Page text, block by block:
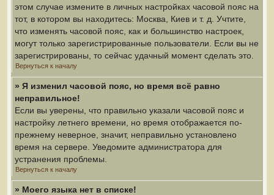
этом случае измените в личных настройках часовой пояс на
тот, в котором вы находитесь: Москва, Киев и т. д. Учтите,
что изменять часовой пояс, как и большинство настроек,
могут только зарегистрированные пользователи. Если вы не
зарегистрированы, то сейчас удачный момент сделать это.
Вернуться к началу
» Я изменил часовой пояс, но время всё равно
неправильное!
Если вы уверены, что правильно указали часовой пояс и
настройку летнего времени, но время отображается по-
прежнему неверное, значит, неправильно установлено
время на сервере. Уведомите администратора для
устранения проблемы.
Вернуться к началу
» Моего языка нет в списке!